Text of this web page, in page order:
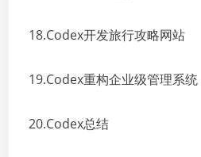
18.Codex开发旅行攻略网站
19.Codex重构企业级管理系统
20.Codex总结